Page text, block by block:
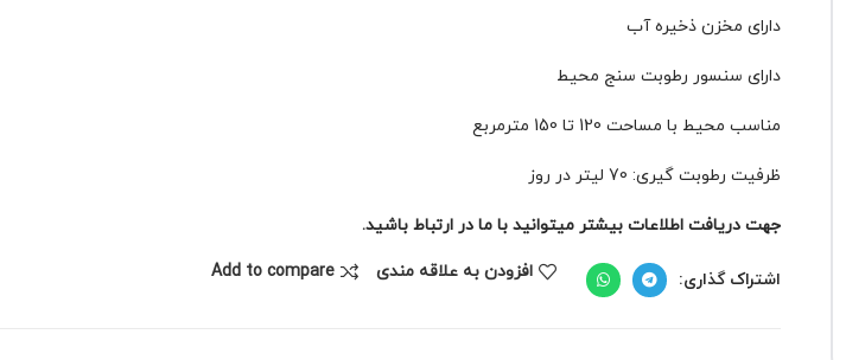
دارای مخزن ذخیره آب
دارای سنسور رطوبت سنج محیط
مناسب محیط با مساحت 120 تا 150 مترمربع
ظرفیت رطوبت گیری: 70 لیتر در روز
جهت دریافت اطلاعات بیشتر میتوانید با ما در ارتباط باشید.
اشتراک گذاری: افزودن به علاقه مندی Add to compare